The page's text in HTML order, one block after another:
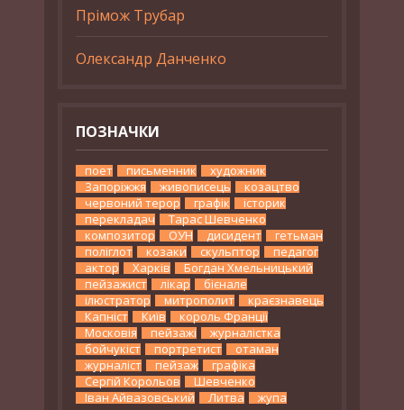
Прімож Трубар
Олександр Данченко
ПОЗНАЧКИ
поет письменник
художник
Запоріжжя
живописець
козацтво
червоний терор
графік
історик
перекладач
Тарас Шевченко
композитор
ОУН дисидент
гетьман
поліглот
козаки скульптор
педагог
актор
Харків
Богдан Хмельницький
пейзажист
лікар
бієнале
ілюстратор
митрополит
краєзнавець
Капніст
Київ
король Франції
Московія
пейзажі
журналістка
бойчукіст
портретист
отаман
журналіст
пейзаж
графіка
Сергій Корольов
Шевченко
Іван Айвазовський
Литва жупа